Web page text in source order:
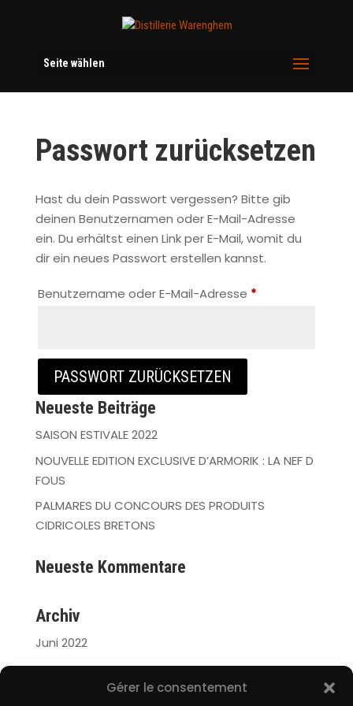
Gérer le consentement
Seite wählen
Passwort zurücksetzen
Hast du dein Passwort vergessen? Bitte gib
deinen Benutzernamen oder E-Mail-Adresse
ein. Du erhältst einen Link per E-Mail, womit du
dir ein neues Passwort erstellen kannst.
Benutzername oder E-Mail-Adresse *Erforderlich
PASSWORT ZURÜCKSETZEN
Neueste Beiträge
SAISON ESTIVALE 2022
NOUVELLE EDITION EXCLUSIVE D’ARMORIK : LA NEF D
FOUS
PALMARES DU CONCOURS DES PRODUITS
CIDRICOLES BRETONS
Neueste Kommentare
Archiv
Juni 2022